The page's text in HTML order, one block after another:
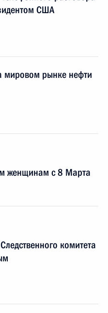
США
мировом рынке нефти
женщинам с 8 Марта
комитета